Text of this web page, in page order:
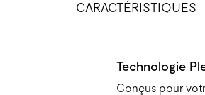
CARACTÉRISTIQUES
Technologie
Conçus pour